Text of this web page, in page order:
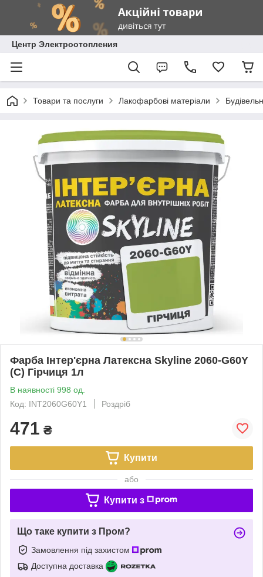
Центр Электроотопления
Товари та послуги Лакофарбові матеріали
Фарба Інтер'єрна Латексна Skyline 2060-G60Y
(C) Гірчиця 1л
В наявності 998 од.
Код: INT2060G60Y1
Роздріб
471 ₴
Купити
або
Купити з
Що таке купити з Пром?
Замовлення під захистом
Доступна доставка